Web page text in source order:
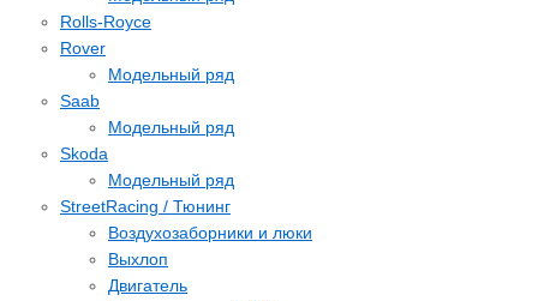
Rolls-Royce
Rover
Модельный ряд
Saab
Модельный ряд
Skoda
Модельный ряд
StreetRacing / Тюнинг
Воздухозаборники и люки
Выхлоп
Двигатель